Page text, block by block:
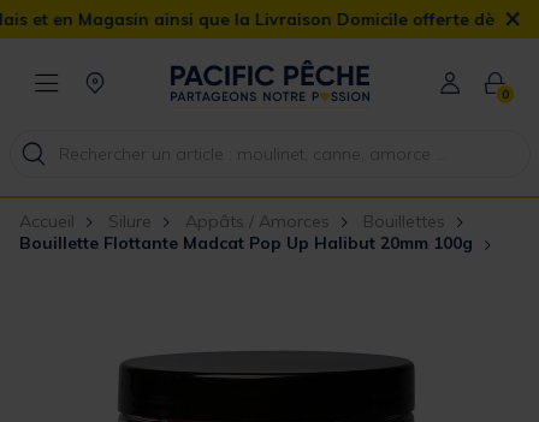
Magasin ainsi que la Livraison Domicile offerte dès 90€ ×
0
Accueil Silure Appâts / Amorces
Bouillettes
Bouillette Flottante Madcat Pop Up Halibut 20mm 100g